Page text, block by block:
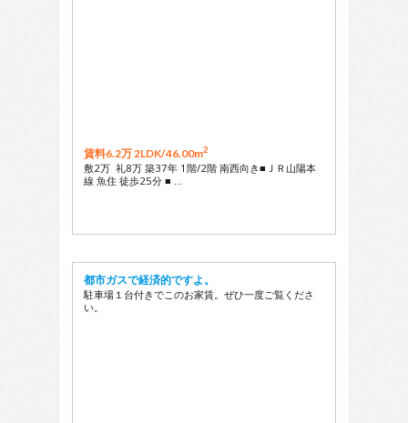
賃料6.2万 2LDK/46.00m2
敷2万 礼8万 築37年 1階/2階 南西向き■ＪＲ山陽本
線 魚住 徒歩25分 ■ …
都市ガスで経済的ですよ。
駐車場１台付きでこのお家賃。ぜひ一度ご覧くださ
い。